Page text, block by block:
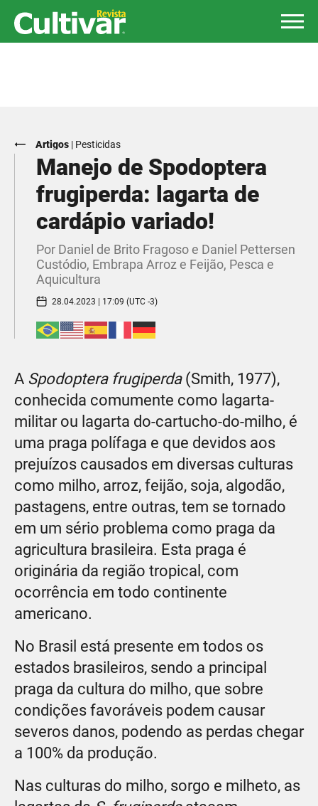
Artigos | Pesticidas
Manejo de Spodoptera
frugiperda: lagarta de
cardápio variado!
Por Daniel de Brito Fragoso e Daniel Pettersen
Custódio, Embrapa Arroz e Feijão, Pesca e
Aquicultura
28.04.2023 | 17:09 (UTC -3)
A Spodoptera frugiperda(Smith, 1977),
conhecida comumente como lagarta-
militar ou lagarta do-cartucho-do-milho, é
uma praga polífaga e que devidos aos
prejuízos causados em diversas culturas
como milho, arroz, feijão, soja, algodão,
pastagens, entre outras, tem se tornado
em um sério problema como praga da
agricultura brasileira. Esta praga é
originária da região tropical, com
ocorrência em todo continente
americano.
No Brasil está presente em todos os
estados brasileiros, sendo a principal
praga da cultura do milho, que sobre
condições favoráveis podem causar
severos danos, podendo as perdas chegar
a 100% da produção.
Nas culturas do milho, sorgo e milheto, as